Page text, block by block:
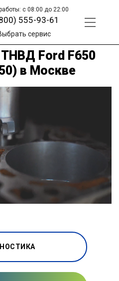
с 08:00 до 22:00
555-93-61
сервис
Ford F650
в Москве